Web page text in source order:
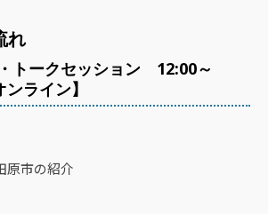
れ
トークセッション 12:00～
ライン】
原市の紹介